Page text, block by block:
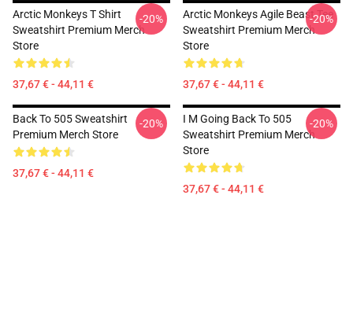
Arctic Monkeys T Shirt
Sweatshirt Premium Merch
Store
37,67 € - 44,11 €
-20%
Arctic Monkeys Agile Beast Tee
Sweatshirt Premium Merch
Store
37,67 € - 44,11 €
-20%
Back To 505 Sweatshirt
Premium Merch Store
37,67 € - 44,11 €
-20%
I M Going Back To 505
Sweatshirt Premium Merch
Store
37,67 € - 44,11 €
-20%